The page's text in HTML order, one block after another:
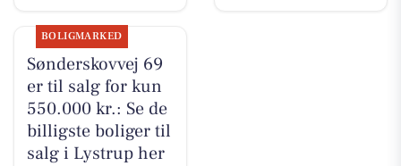
BOLIGMARKED
Sønderskovvej 69
er til salg for kun
550.000 kr.: Se de
billigste boliger til
salg i Lystrup her